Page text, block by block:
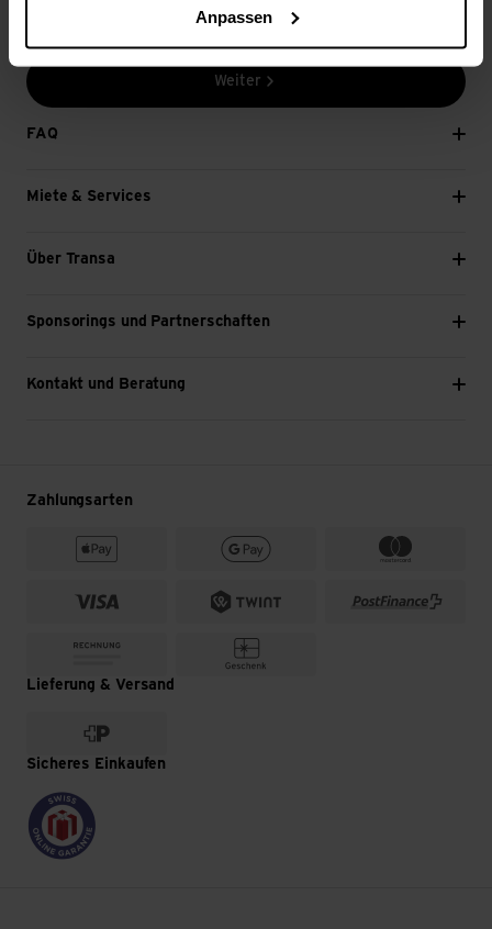
Anpassen
Weiter
FAQ
Miete & Services
Über Transa
Sponsorings und Partnerschaften
Kontakt und Beratung
Zahlungsarten
Lieferung & Versand
Sicheres Einkaufen